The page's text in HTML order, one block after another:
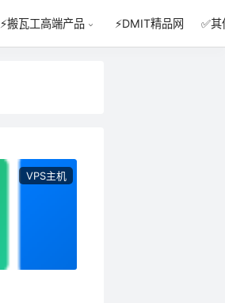
⚡搬瓦工高端产品 ⚡DMIT精品网 ✅
VPS主机